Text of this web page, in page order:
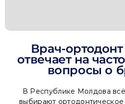
Врач-
отвечает на
вопросы о
В Республике Молдова
выбирают